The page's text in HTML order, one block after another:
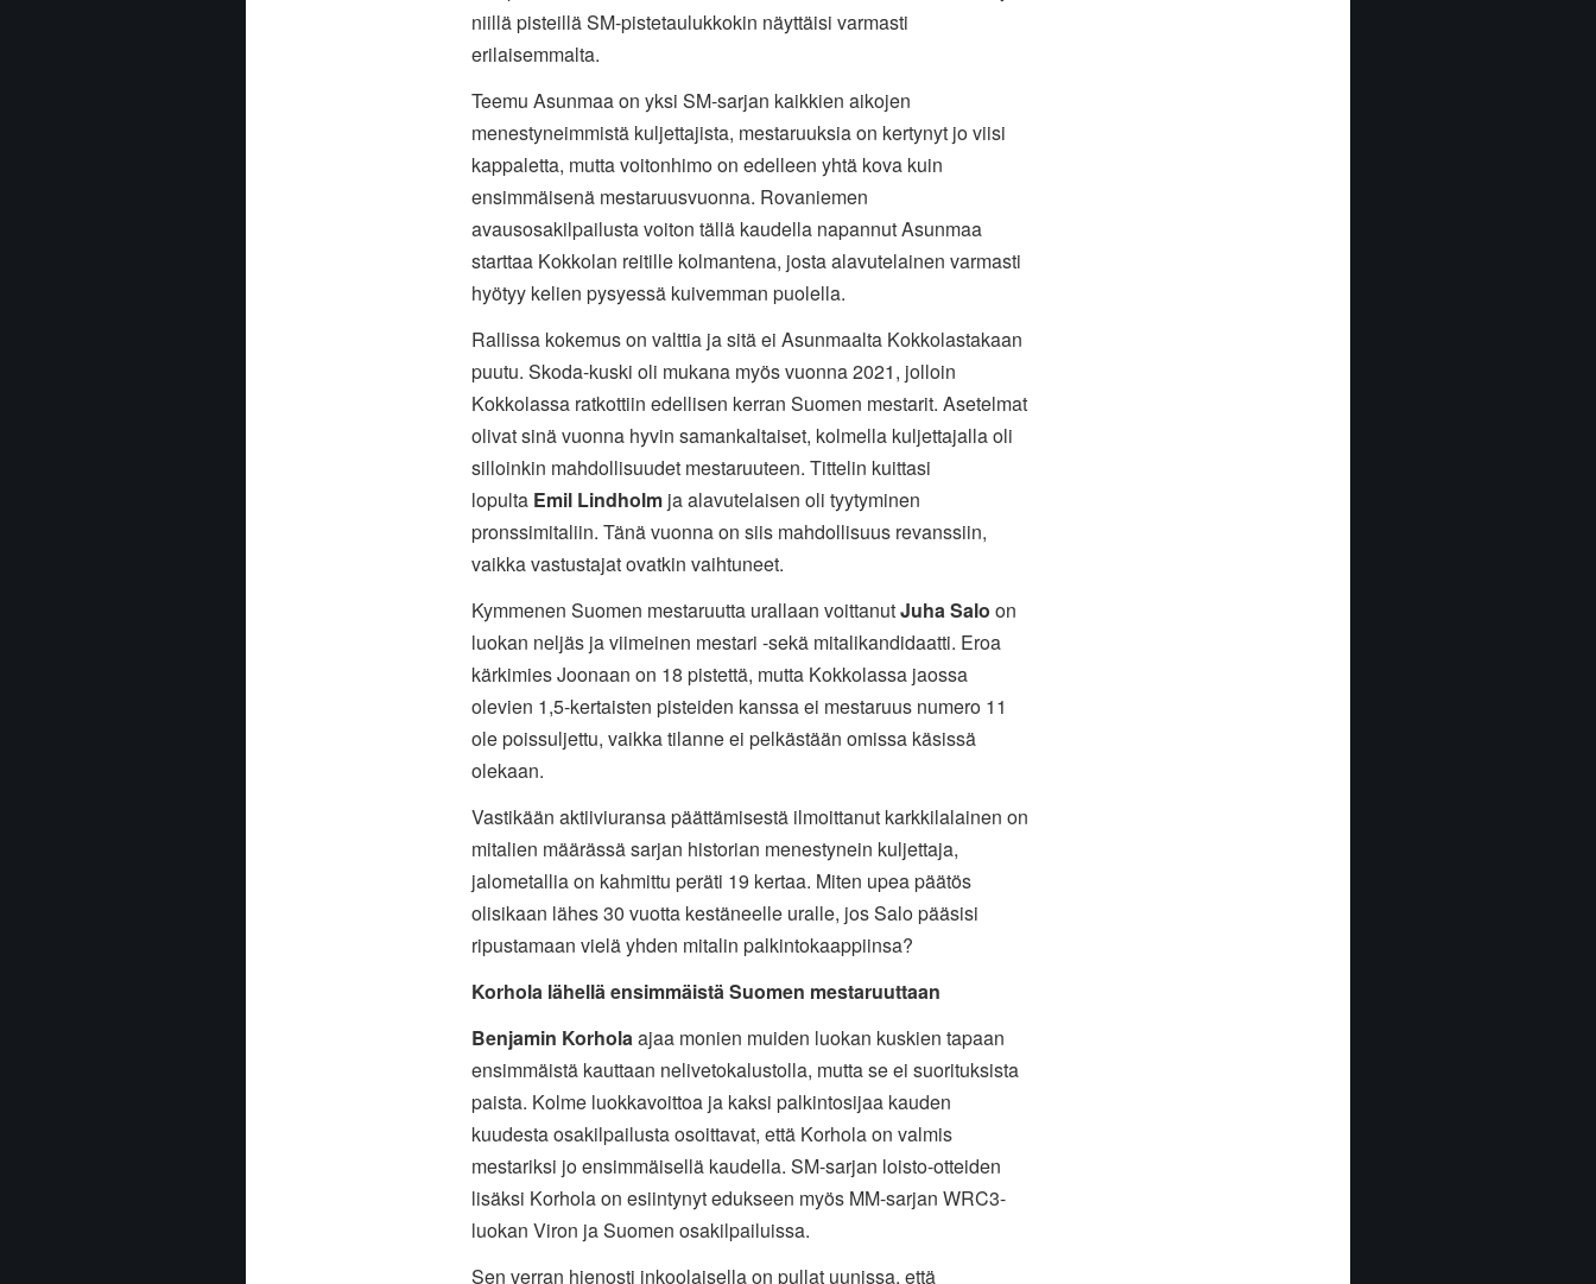
niillä pisteillä SM-pistetaulukkokin näyttäisi varmasti
erilaisemmalta.
Teemu Asunmaa on yksi SM-sarjan kaikkien aikojen
menestyneimmistä kuljettajista, mestaruuksia on kertynyt jo viisi
kappaletta, mutta voitonhimo on edelleen yhtä kova kuin
ensimmäisenä mestaruusvuonna. Rovaniemen
avausosakilpailusta voiton tällä kaudella napannut Asunmaa
starttaa Kokkolan reitille kolmantena, josta alavutelainen varmasti
hyötyy kelien pysyessä kuivemman puolella.
Rallissa kokemus on valttia ja sitä ei Asunmaalta Kokkolastakaan
puutu. Skoda-kuski oli mukana myös vuonna 2021, jolloin
Kokkolassa ratkottiin edellisen kerran Suomen mestarit. Asetelmat
olivat sinä vuonna hyvin samankaltaiset, kolmella kuljettajalla oli
silloinkin mahdollisuudet mestaruuteen. Tittelin kuittasi
lopulta Emil Lindholmja alavutelaisen oli tyytyminen
pronssimitaliin. Tänä vuonna on siis mahdollisuus revanssiin,
vaikka vastustajat ovatkin vaihtuneet.
Kymmenen Suomen mestaruutta urallaan voittanutJuha Salo on
luokan neljäs ja viimeinen mestari -sekä mitalikandidaatti. Eroa
kärkimies Joonaan on 18 pistettä, mutta Kokkolassa jaossa
olevien 1,5-kertaisten pisteiden kanssa ei mestaruus numero 11
ole poissuljettu, vaikka tilanne ei pelkästään omissa käsissä
olekaan.
Vastikään aktiiviuransa päättämisestä ilmoittanut karkkilalainen on
mitalien määrässä sarjan historian menestynein kuljettaja,
jalometallia on kahmittu peräti 19 kertaa. Miten upea päätös
olisikaan lähes 30 vuotta kestäneelle uralle, jos Salo pääsisi
ripustamaan vielä yhden mitalin palkintokaappiinsa?
Korhola lähellä ensimmäistä Suomen mestaruuttaan
Benjamin Korholaajaa monien muiden luokan kuskien tapaan
ensimmäistä kauttaan nelivetokalustolla, mutta se ei suorituksista
paista. Kolme luokkavoittoa ja kaksi palkintosijaa kauden
kuudesta osakilpailusta osoittavat, että Korhola on valmis
mestariksi jo ensimmäisellä kaudella. SM-sarjan loisto-otteiden
lisäksi Korhola on esiintynyt edukseen myös MM-sarjan WRC3-
luokan Viron ja Suomen osakilpailuissa.
Sen verran hienosti inkoolaisella on pullat uunissa, että